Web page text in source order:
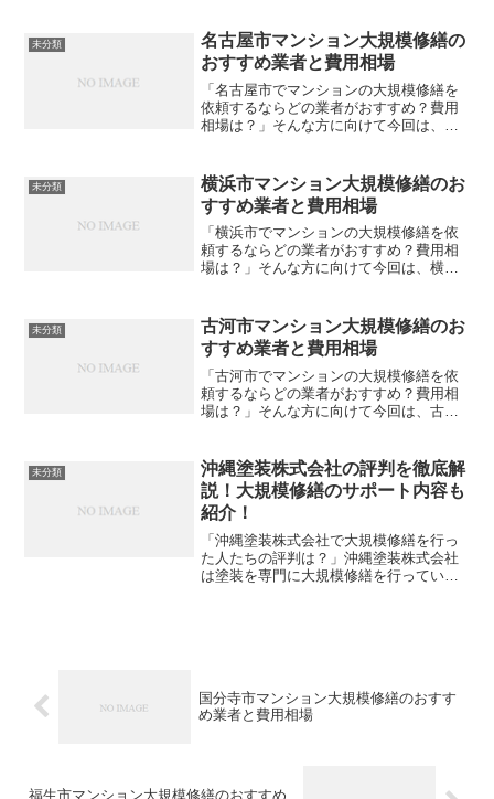
しますので、ぜひ参考にしてみてくださ
い。大規模修繕の格安見積...
未分類
名古屋市マンション大規模修繕の
おすすめ業者と費用相場
「名古屋市でマンションの大規模修繕を
依頼するならどの業者がおすすめ？費用
相場は？」そんな方に向けて今回は、名
しますので、ぜひ参考にしてみてくださ
い。大規模修繕の格安見積...
未分類
横浜市マンション大規模修繕のお
すすめ業者と費用相場
「横浜市でマンションの大規模修繕を依
頼するならどの業者がおすすめ？費用相
場は？」そんな方に向けて今回は、横浜
すので、ぜひ参考にしてみてください。
大規模修繕の格安見積もり...
未分類
古河市マンション大規模修繕のお
すすめ業者と費用相場
「古河市でマンションの大規模修繕を依
頼するならどの業者がおすすめ？費用相
場は？」そんな方に向けて今回は、古河
すので、ぜひ参考にしてみてください。
大規模修繕の格安見積もり...
未分類
沖縄塗装株式会社の評判を徹底解
説！大規模修繕のサポート内容も
紹介！
「沖縄塗装株式会社で大規模修繕を行っ
た人たちの評判は？」沖縄塗装株式会社
は塗装を専門に大規模修繕を行っている
国分寺市マンション大規模修繕のおすす
め業者と費用相場
福生市マンション大規模修繕のおすすめ